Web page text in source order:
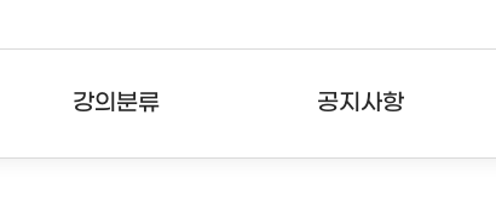
강의분류 공지사항